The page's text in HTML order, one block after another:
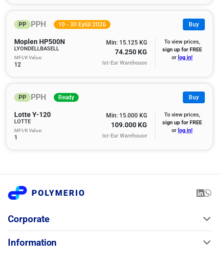
PP PPH 10 - 30 Eylül 2026 Buy
Moplen HP500N
LYONDELLBASELL
MFI/K Value:
12
Min: 15.125 KG
74.250 KG
Ist-Eur Warehouse
To view prices,
sign up for FREE
or log in!
PP PPH Ready Buy
Lotte Y-120
LOTTE
MFI/K Value:
1
Min: 15.000 KG
109.000 KG
Ist-Eur Warehouse
To view prices,
sign up for FREE
or log in!
Corporate
Information